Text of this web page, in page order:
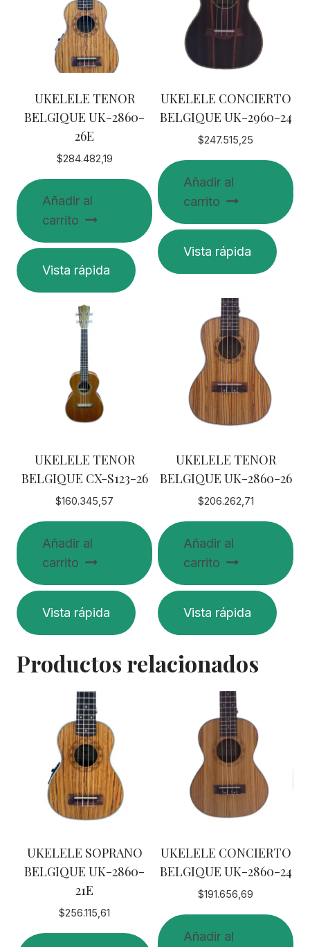
UKELELE TENOR
BELGIQUE UK-2860-
26E
$284.482,19
Añadir al
carrito
Vista rápida
UKELELE CONCIERTO
BELGIQUE UK-2960-24
$247.515,25
Añadir al
carrito
Vista rápida
UKELELE TENOR
BELGIQUE CX-S123-26
$160.345,57
Añadir al
carrito
Vista rápida
UKELELE TENOR
BELGIQUE UK-2860-26
$206.262,71
Añadir al
carrito
Vista rápida
Productos relacionados
UKELELE SOPRANO
BELGIQUE UK-2860-
21E
$256.115,61
UKELELE CONCIERTO
BELGIQUE UK-2860-24
$191.656,69
Añadir al